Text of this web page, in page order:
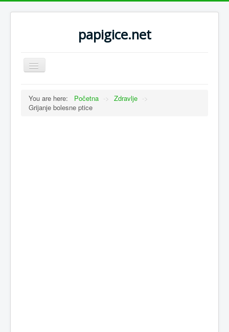
papigice.net
Toggle
Navigation
You are here: Početna -> Zdravlje ->
Grijanje bolesne ptice